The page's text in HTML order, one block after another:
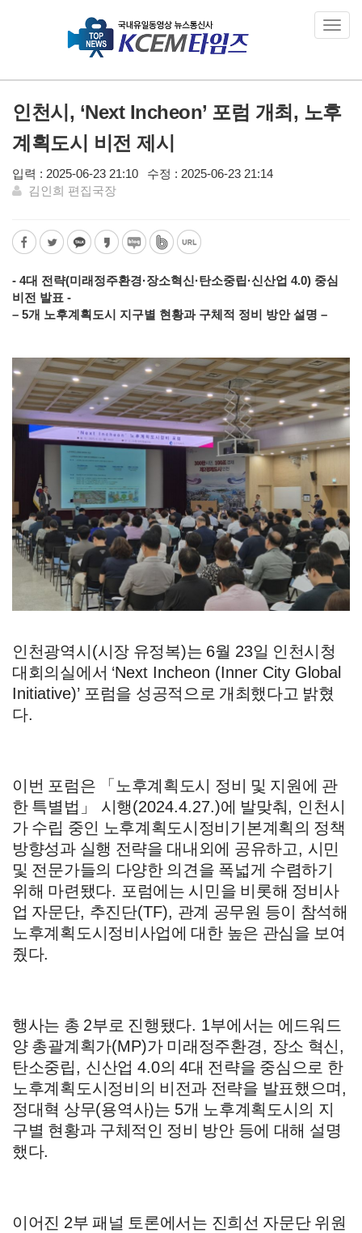
인천시, ‘Next Incheon’ 포럼 개최, 노후
계획도시 비전 제시
입력 : 2025-06-23 21:10
수정 : 2025-06-23 21:14
김인희 편집국장
- 4대 전략(미래정주환경·장소혁신·탄소중립·신산업 4.0) 중심
비전 발표 -
– 5개 노후계획도시 지구별 현황과 구체적 정비 방안 설명 –
인천광역시 (시장 유정복)는 6월 23일 인천시청
대회의실에서 ‘Next Incheon (Inner City Global
Initiative)’ 포럼을 성공적으로 개최했다고 밝혔
다.
이번 포럼은 「 노후계획도시 정비 및 지원에 관
한 특별법 」 시행(2024.4.27.)에 발맞춰, 인천시
가 수립 중인 노후계획도시정비기본계획의 정책
방향성과 실행 전략을 대내외에 공유하고, 시민
및 전문가들의 다양한 의견을 폭넓게 수렴하기
위해 마련됐다. 포럼에는 시민을 비롯해 정비사
업 자문단, 추진단(TF), 관계 공무원 등이 참석해
노후계획도시정비사업에 대한 높은 관심을 보여
줬다.
행사는 총 2부로 진행됐다. 1부에서는 에드워드
양 총괄계획가(MP)가 미래정주환경, 장소 혁신,
탄소중립, 신산업 4.0의4대 전략을 중심으로 한
노후계획도시정비의 비전과 전략을 발표했으며 ,
정대혁 상무(용역사)는 5개 노후계획도시의 지
구별 현황과 구체적인 정비 방안 등에 대해 설명
했다.
이어진 2부 패널 토론에서는 진희선 자문단 위원